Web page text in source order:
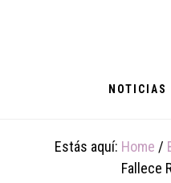
NOTICIAS
Estás aquí: Home /
Fallece